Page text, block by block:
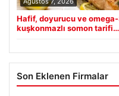
Hafif, doyurucu ve
kuşkonmazlı somon tarifi…
Son Eklenen Firmalar